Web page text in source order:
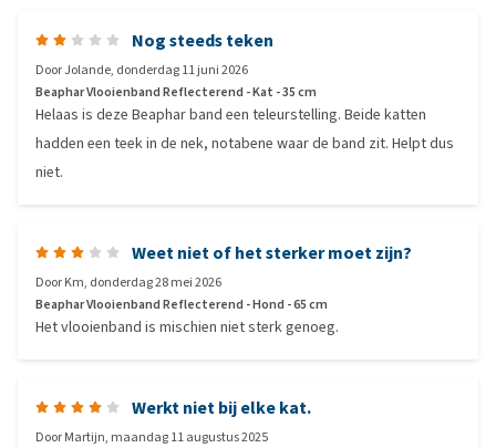
Nog steeds teken
DoorJolande, donderdag 11 juni 2026
Beaphar Vlooienband Reflecterend - Kat - 35 cm
Helaas is deze Beaphar band een teleurstelling. Beide katten
hadden een teek in de nek, notabene waar de band zit. Helpt dus
niet.
Weet niet of het sterker moet zijn?
DoorKm, donderdag 28 mei 2026
Beaphar Vlooienband Reflecterend - Hond - 65 cm
Het vlooienband is mischien niet sterk genoeg.
Werkt niet bij elke kat.
DoorMartijn, maandag 11 augustus 2025